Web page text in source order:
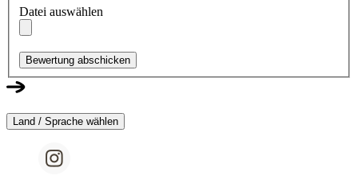
Datei auswählen
Bewertung abschicken
Land / Sprache wählen